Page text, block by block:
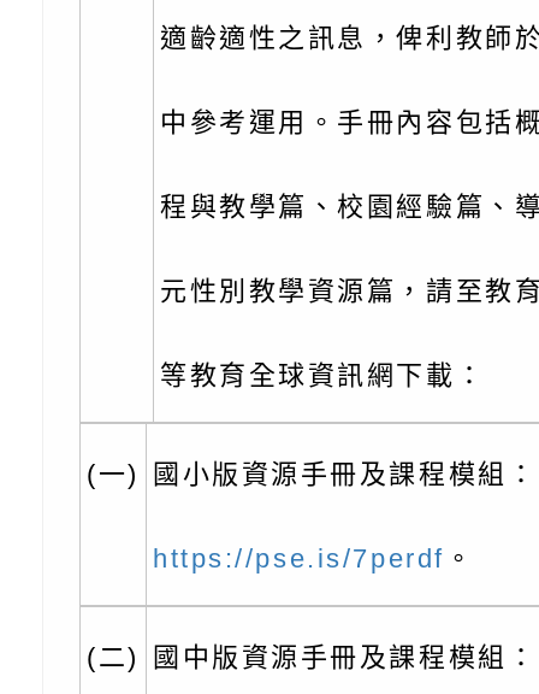
導及系列座談活動」
逆境少年家庭支持服
員專業輔導及效能精
訓練
轉知社團法人中華民
礙聯盟辦理「2026
台灣遊戲治療學會
多元文化遊戲室之規
造」、「阿德勒心理
不只是遊戲 - 兒童遊
門工作坊 （中部場
月份公共服務政策溝
桃園市龜山區大坑國
理114學年度整合性
成長」
台灣遊戲治療學會
文化遊戲室之規畫與
材應注意之可及性格
有關本市桃園區中埔
「桃園市115年度兒
施計畫」
有關國立羅東高級中
議題論壇與生命塔羅
託播影片
有關教育部特殊教育
團學前及國中小身障
有關國立臺中教育大
適齡適性之訊息，俾利教師
中參考運用。手冊內容包括
程與教學篇、校園經驗篇、
元性別教學資源篇，請至教
等教育全球資訊網下載：
(一) 國小版資源手冊及課程模組：
https://pse.is/7perdf 。
(二) 國中版資源手冊及課程模組：